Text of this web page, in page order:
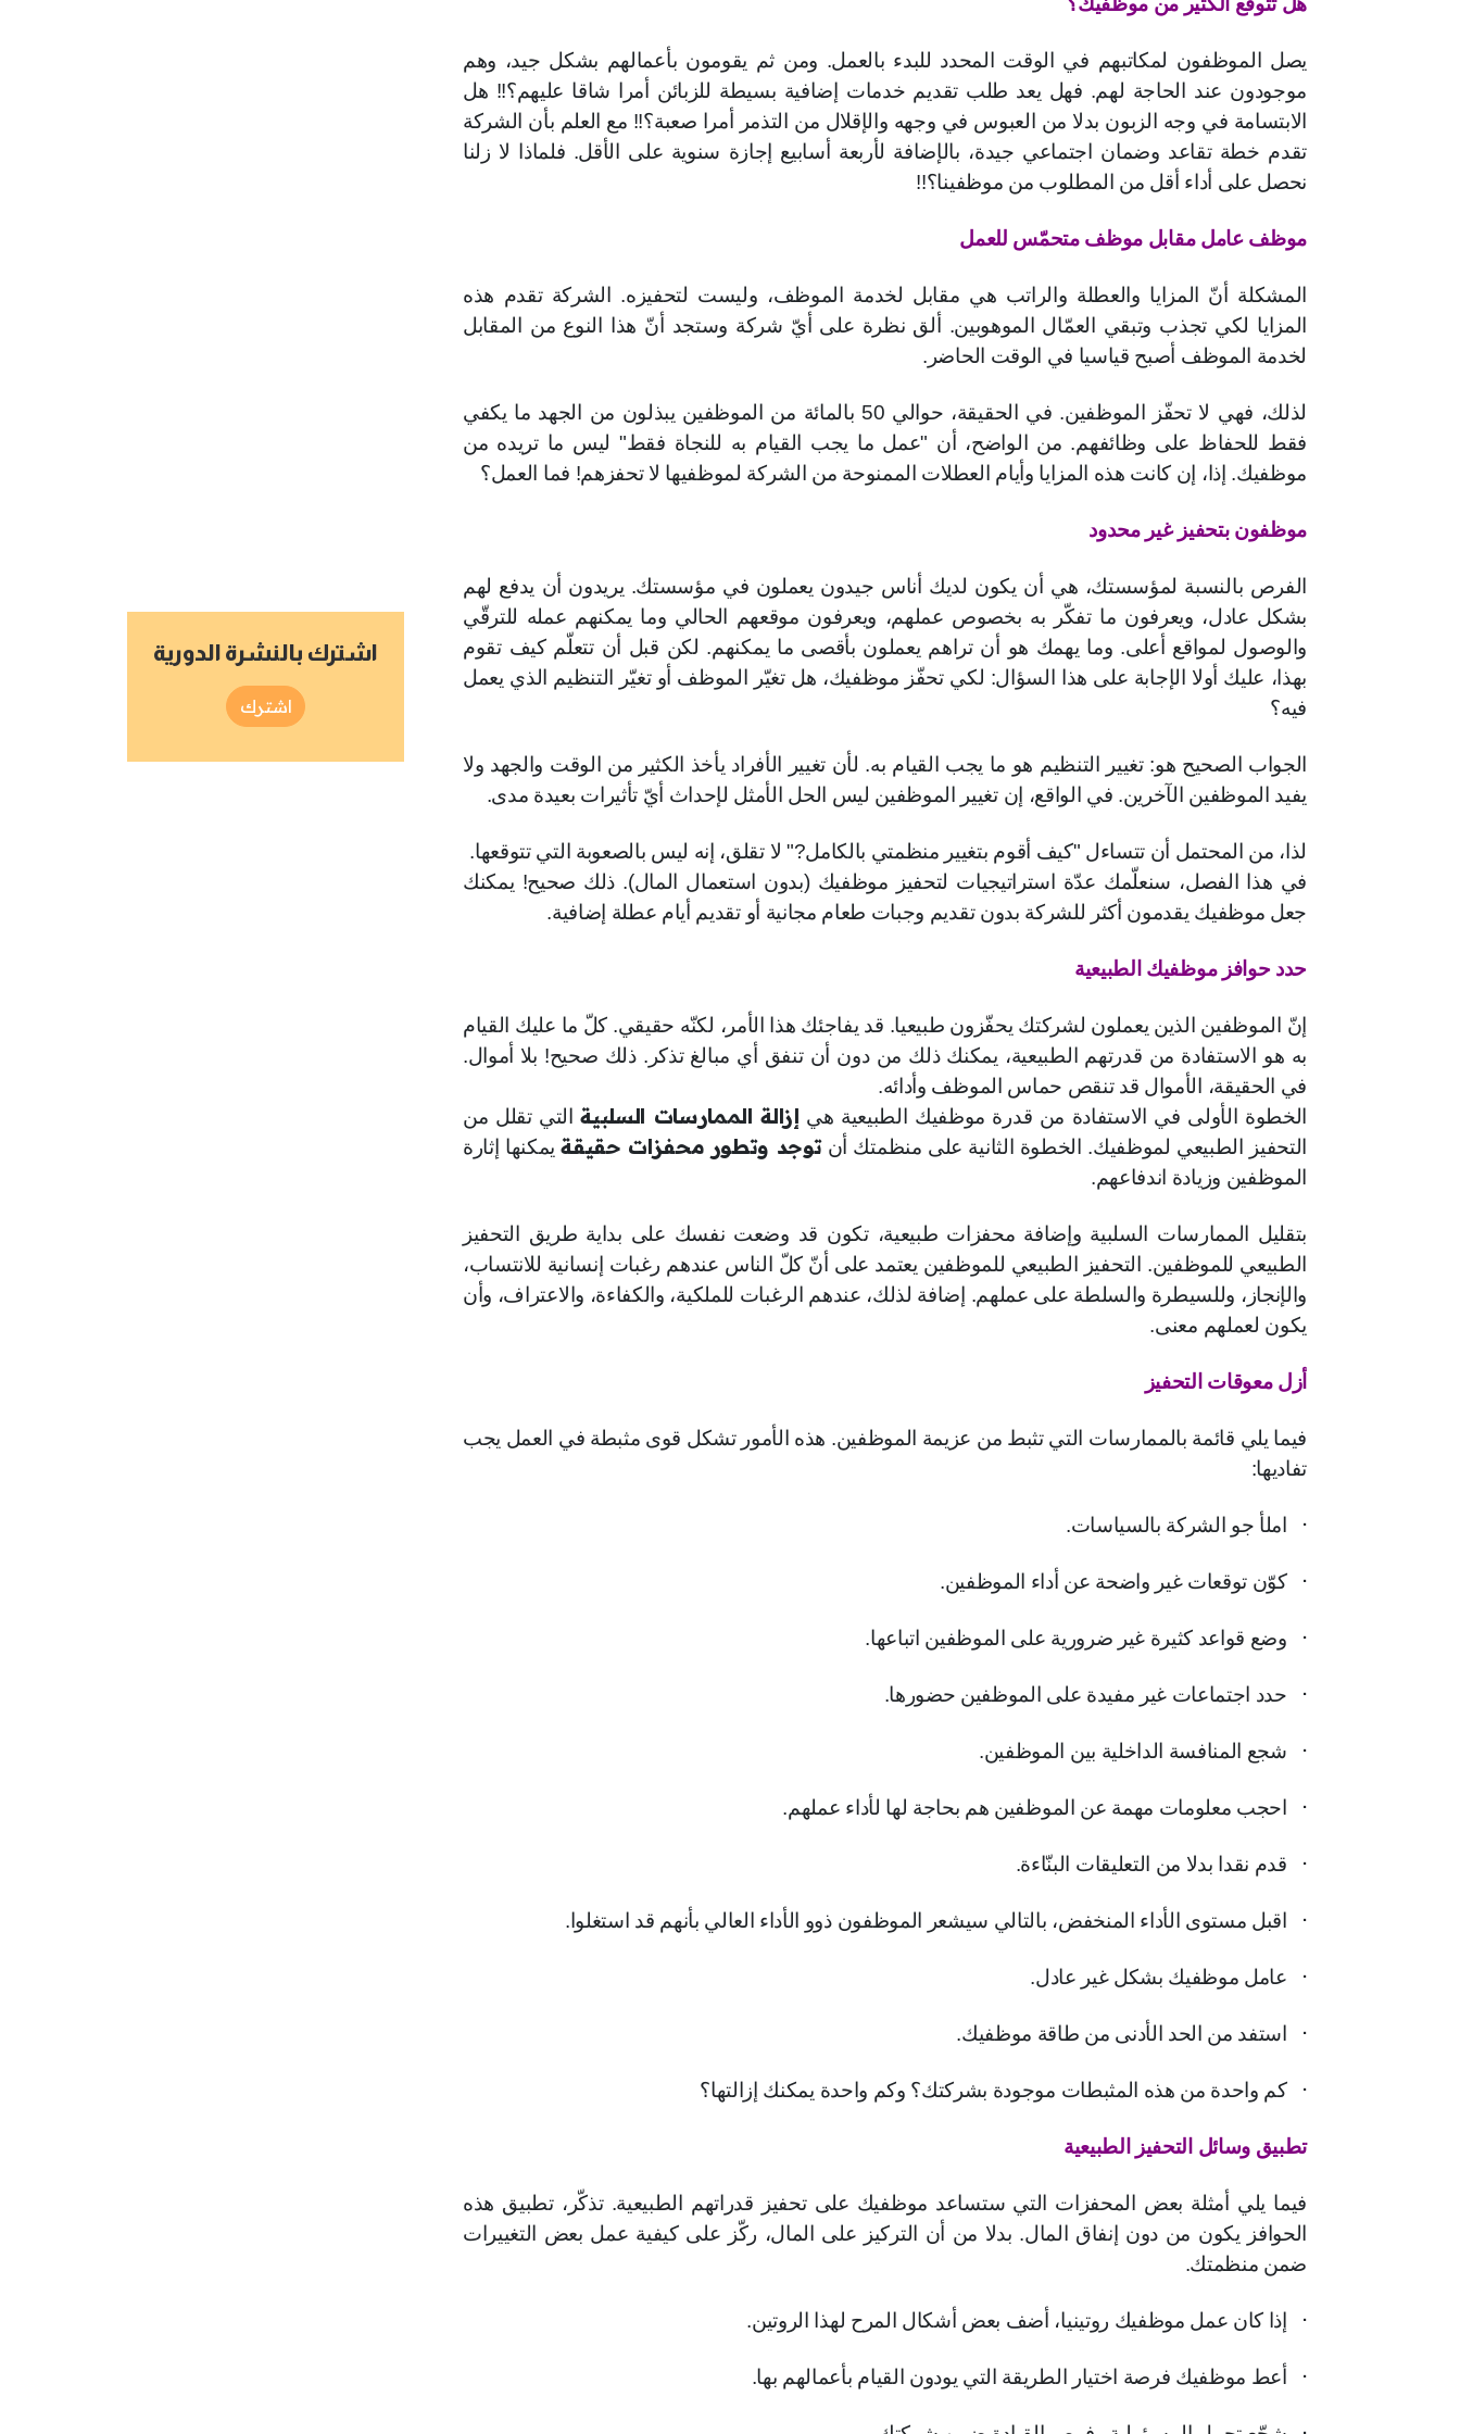
يصل الموظفون لمكاتبهم في الوقت المحدد للبدء بالعمل. ومن ثم يقومون بأعمالهم بشكل جيد، وهم
موجودون عند الحاجة لهم. فهل يعد طلب تقديم خدمات إضافية بسيطة للزبائن أمرا شاقا عليهم؟!! هل
الابتسامة في وجه الزبون بدلا من العبوس في وجهه والإقلال من التذمر أمرا صعبة؟!! مع العلم بأن الشركة
تقدم خطة تقاعد وضمان اجتماعي جيدة، بالإضافة لأربعة أسابيع إجازة سنوية على الأقل. فلماذا لا زلنا
نحصل على أداء أقل من المطلوب من موظفينا؟!!
موظف عامل مقابل موظف متحمّس للعمل
المشكلة أنّ المزايا والعطلة والراتب هي مقابل لخدمة الموظف، وليست لتحفيزه. الشركة تقدم هذه
المزايا لكي تجذب وتبقي العمّال الموهوبين. ألق نظرة على أيّ شركة وستجد أنّ هذا النوع من المقابل
لخدمة الموظف أصبح قياسيا في الوقت الحاضر.
لذلك، فهي لا تحفّز الموظفين. في الحقيقة، حوالي 50 بالمائة من الموظفين يبذلون من الجهد ما يكفي
فقط للحفاظ على وظائفهم. من الواضح، أن "عمل ما يجب القيام به للنجاة فقط" ليس ما تريده من
موظفيك. إذا، إن كانت هذه المزايا وأيام العطلات الممنوحة من الشركة لموظفيها لا تحفزهم! فما العمل؟
موظفون بتحفيز غير محدود
الفرص بالنسبة لمؤسستك، هي أن يكون لديك أناس جيدون يعملون في مؤسستك. يريدون أن يدفع لهم
بشكل عادل، ويعرفون ما تفكّر به بخصوص عملهم، ويعرفون موقعهم الحالي وما يمكنهم عمله للترقّي
والوصول لمواقع أعلى. وما يهمك هو أن تراهم يعملون بأقصى ما يمكنهم. لكن قبل أن تتعلّم كيف تقوم
بهذا، عليك أولا الإجابة على هذا السؤال: لكي تحفّز موظفيك، هل تغيّر الموظف أو تغيّر التنظيم الذي يعمل
فيه؟
الجواب الصحيح هو: تغيير التنظيم هو ما يجب القيام به. لأن تغيير الأفراد يأخذ الكثير من الوقت والجهد ولا
يفيد الموظفين الآخرين. في الواقع، إن تغيير الموظفين ليس الحل الأمثل لإحداث أيّ تأثيرات بعيدة مدى.
لذا، من المحتمل أن تتساءل "كيف أقوم بتغيير منظمتي بالكامل?" لا تقلق، إنه ليس بالصعوبة التي تتوقعها.
في هذا الفصل، سنعلّمك عدّة استراتيجيات لتحفيز موظفيك (بدون استعمال المال). ذلك صحيح! يمكنك
جعل موظفيك يقدمون أكثر للشركة بدون تقديم وجبات طعام مجانية أو تقديم أيام عطلة إضافية.
حدد حوافز موظفيك الطبيعية
إنّ الموظفين الذين يعملون لشركتك يحفّزون طبيعيا. قد يفاجئك هذا الأمر، لكنّه حقيقي. كلّ ما عليك القيام
به هو الاستفادة من قدرتهم الطبيعية، يمكنك ذلك من دون أن تنفق أي مبالغ تذكر. ذلك صحيح! بلا أموال.
في الحقيقة، الأموال قد تنقص حماس الموظف وأدائه.
الخطوة الأولى في الاستفادة من قدرة موظفيك الطبيعية هي إزالة الممارسات السلبيةالتي تقلل من
التحفيز الطبيعي لموظفيك. الخطوة الثانية على منظمتك أنتوجد وتطور محفزات حقيقةيمكنها إثارة
الموظفين وزيادة اندفاعهم.
بتقليل الممارسات السلبية وإضافة محفزات طبيعية، تكون قد وضعت نفسك على بداية طريق التحفيز
الطبيعي للموظفين. التحفيز الطبيعي للموظفين يعتمد على أنّ كلّ الناس عندهم رغبات إنسانية للانتساب،
والإنجاز، وللسيطرة والسلطة على عملهم. إضافة لذلك، عندهم الرغبات للملكية، والكفاءة، والاعتراف، وأن
يكون لعملهم معنى.
أزل معوقات التحفيز
فيما يلي قائمة بالممارسات التي تثبط من عزيمة الموظفين. هذه الأمور تشكل قوى مثبطة في العمل يجب
تفاديها:
· املأ جو الشركة بالسياسات.
· كوّن توقعات غير واضحة عن أداء الموظفين.
· وضع قواعد كثيرة غير ضرورية على الموظفين اتباعها.
· حدد اجتماعات غير مفيدة على الموظفين حضورها.
· شجع المنافسة الداخلية بين الموظفين.
· احجب معلومات مهمة عن الموظفين هم بحاجة لها لأداء عملهم.
· قدم نقدا بدلا من التعليقات البنّاءة.
· اقبل مستوى الأداء المنخفض، بالتالي سيشعر الموظفون ذوو الأداء العالي بأنهم قد استغلوا.
· عامل موظفيك بشكل غير عادل.
· استفد من الحد الأدنى من طاقة موظفيك.
· كم واحدة من هذه المثبطات موجودة بشركتك؟ وكم واحدة يمكنك إزالتها؟
تطبيق وسائل التحفيز الطبيعية
فيما يلي أمثلة بعض المحفزات التي ستساعد موظفيك على تحفيز قدراتهم الطبيعية. تذكّر، تطبيق هذه
الحوافز يكون من دون إنفاق المال. بدلا من أن التركيز على المال، ركّز على كيفية عمل بعض التغييرات
ضمن منظمتك.
· إذا كان عمل موظفيك روتينيا، أضف بعض أشكال المرح لهذا الروتين.
· أعط موظفيك فرصة اختيار الطريقة التي يودون القيام بأعمالهم بها.
اشترك بالنشرة الدورية
اشترك